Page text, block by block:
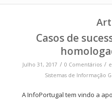
Casos de
Julho 31, 2017 / 0 Comentários /
Sistemas de Informação
A InfoPortugal tem vindo a